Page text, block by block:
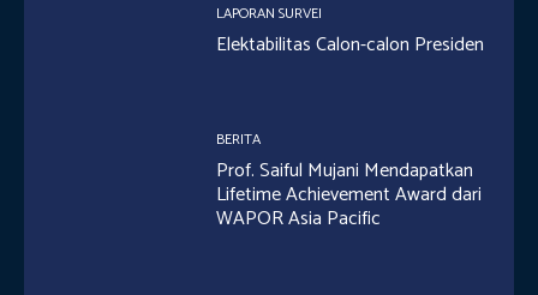
LAPORAN SURVEI
Elektabilitas Calon-calon Presiden
BERITA
Prof. Saiful Mujani Mendapatkan
Lifetime Achievement Award dari
WAPOR Asia Pacific